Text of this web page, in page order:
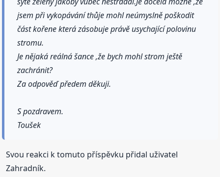
jsem při vykopávání thůje mohl neúmyslně poškodit
část kořene která zásobuje právě usychající polovinu
stromu.
Je nějaká reálná šance ,že bych mohl strom ještě
zachránit?
Za odpověď předem děkuji.
S pozdravem.
Toušek
Svou reakci k tomuto příspěvku přidal uživatel
Zahradník.